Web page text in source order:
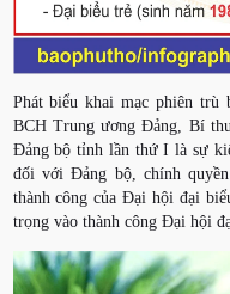
Phát biểu khai mạc phiên
BCH Trung ương Đảng, Bí
Đảng bộ tỉnh lần thứ I là sự
đối với Đảng bộ, chính
thành công của Đại hội đại
trọng vào thành công Đại hội